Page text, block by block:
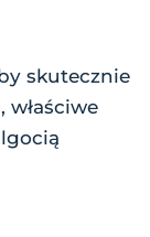
skutecznie